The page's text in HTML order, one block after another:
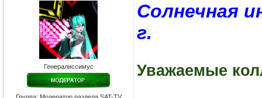
Генералиссимус
Солнечная
г.
Уважаемые